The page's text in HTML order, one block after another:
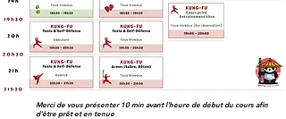
Merci de vous présenter 10 min avant l'heure de début du cours afin
d'être prêt et en tenue